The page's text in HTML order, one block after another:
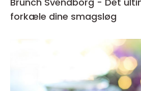
forkæle dine smagsløg